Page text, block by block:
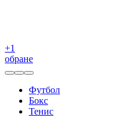
+1
обране
Футбол
Бокс
Тенис